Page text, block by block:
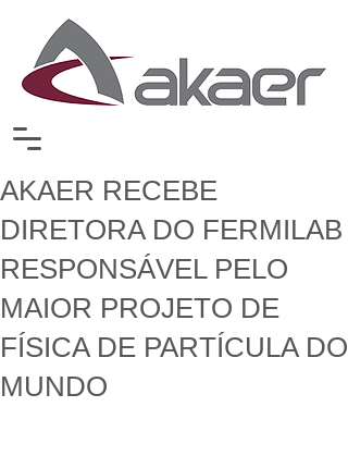
AKAER RECEBE
DIRETORA DO FERMILAB
RESPONSÁVEL PELO
MAIOR PROJETO DE
FÍSICA DE PARTÍCULA DO
MUNDO